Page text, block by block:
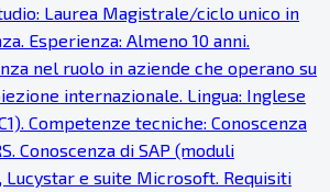
Laurea Magistrale/ciclo unico in
Esperienza: Almeno 10 anni.
nel ruolo in aziende che operano su
internazionale. Lingua: Inglese
Competenze tecniche: Conoscenza
Conoscenza di SAP (moduli
Lucystar e suite Microsoft. Requisiti